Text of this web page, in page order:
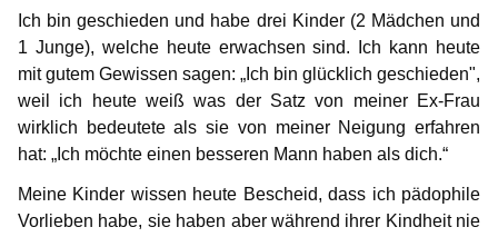
Mitwirkende
Selbsttest Sexualität
Gedanken zur Childlove Symbolik
Doppelbetroffenheit
FAQ – häufig gestellte Fragen
NewMan
Marco
Max
Markus
Veranstaltungen
Bildungsangebote
Gedanken einer Anwältin
Wo finde ich Hilfe?
Ähnliche Plattformen
Forum
Archiv
Ich bin geschieden und habe drei Kinder (2 Mädchen und
1 Junge), welche heute erwachsen sind. Ich kann heute
mit gutem Gewissen sagen: „Ich bin glücklich geschieden",
weil ich heute weiß was der Satz von meiner Ex-Frau
wirklich bedeutete als sie von meiner Neigung erfahren
hat: „Ich möchte einen besseren Mann haben als dich.“
Meine Kinder wissen heute Bescheid, dass ich pädophile
Vorlieben habe, sie haben aber während ihrer Kindheit nie
Mitwirkende